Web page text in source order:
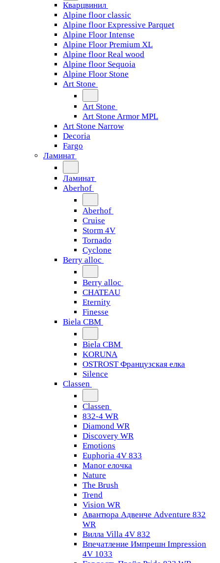
Кварцвинил
Alpine floor classic
Alpine floor Expressive Parquet
Alpine Floor Intense
Alpine Floor Premium XL
Alpine floor Real wood
Alpine floor Sequoia
Alpine Floor Stone
Art Stone
Art Stone
Art Stone Armor MPL
Art Stone Narrow
Decoria
Fargo
Ламинат
Ламинат
Aberhof
Aberhof
Cruise
Storm 4V
Tornado
Сyclone
Berry alloc
Berry alloc
CHATEAU
Eternity
Finesse
Biela CBM
Biela CBM
KORUNA
OSTROST Французская елка
Silence
Classen
Classen
832-4 WR
Diamond WR
Discovery WR
Emotions
Euphoria 4V 833
Manor елочка
Nature
The Brush
Trend
Vision WR
Авантюра Адвенче Adventure 832
WR
Вилла Villa 4V 832
Впечатление Импрешн Impression
4V 1033